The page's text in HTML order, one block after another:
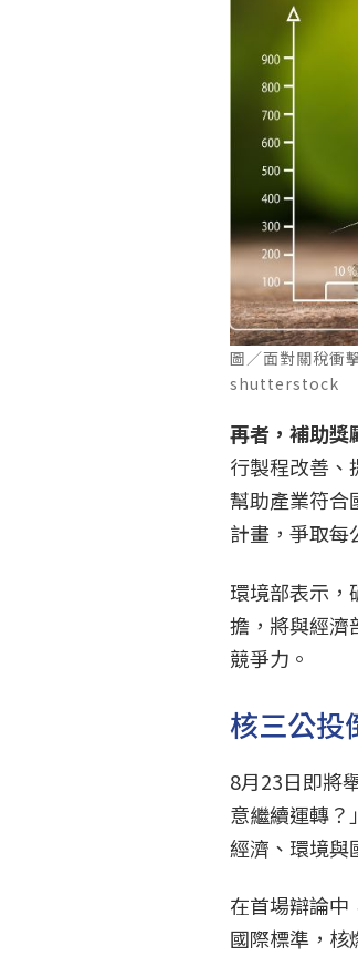
圖／面對關稅衝
shutterstock
再者，補助獎
行製程改善、
幫助產業符合
計畫，爭取每
環境部表示，
擔，將與經濟
競爭力。
核三公投
8月23日即將
意繼續運轉？
經濟、環境與
在首場辯論中
國際標準，核